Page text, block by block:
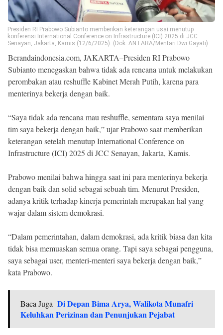
Presiden RI Prabowo Subianto memberikan keterangan usai menutup
konferensi International Conference on Infrastructure (ICI) 2025 di JCC
Senayan, Jakarta, Kamis (12/6/2025). (Dok: ANTARA/Mentari Dwi Gayati)
Berandaindonesia.com, JAKARTA–Presiden RI Prabowo
Subianto menegaskan bahwa tidak ada rencana untuk melakukan
perombakan atau reshuffle Kabinet Merah Putih, karena para
menterinya bekerja dengan baik.
“Saya tidak ada rencana mau reshuffle, sementara saya menilai
tim saya bekerja dengan baik,” ujar Prabowo saat memberikan
keterangan setelah menutup International Conference on
Infrastructure (ICI) 2025 di JCC Senayan, Jakarta, Kamis.
Prabowo menilai bahwa hingga saat ini para menterinya bekerja
dengan baik dan solid sebagai sebuah tim. Menurut Presiden,
adanya kritik terhadap kinerja pemerintah merupakan hal yang
wajar dalam sistem demokrasi.
“Dalam pemerintahan, dalam demokrasi, ada kritik biasa dan kita
tidak bisa memuaskan semua orang. Tapi saya sebagai pengguna,
saya sebagai user, menteri-menteri saya bekerja dengan baik,”
kata Prabowo.
Baca Juga Di Depan Bima Arya, Walikota Munafri
Keluhkan Perizinan dan Penunjukan Pejabat